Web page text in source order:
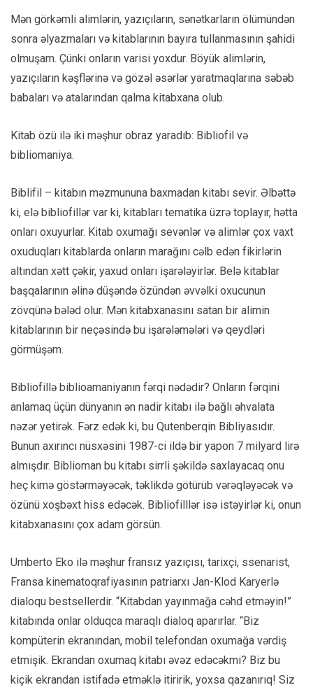
Mən görkəmli alimlərin, yazıçıların, sənətkarların ölümündən
sonra əlyazmaları və kitablarının bayıra tullanmasının şahidi
olmuşam. Çünki onların varisi yoxdur. Böyük alimlərin,
yazıçıların kəşflərinə və gözəl əsərlər yaratmaqlarına səbəb
babaları və atalarından qalma kitabxana olub.
Kitab özü ilə iki məşhur obraz yaradıb: Bibliofil və
bibliomaniya.
Biblifil – kitabın məzmununa baxmadan kitabı sevir. Əlbəttə
ki, elə bibliofillər var ki, kitabları tematika üzrə toplayır, hətta
onları oxuyurlar. Kitab oxumağı sevənlər və alimlər çox vaxt
oxuduqları kitablarda onların marağını cəlb edən fikirlərin
altından xətt çəkir, yaxud onları işarələyirlər. Belə kitablar
başqalarının əlinə düşəndə özündən əvvəlki oxucunun
zövqünə bələd olur. Mən kitabxanasını satan bir alimin
kitablarının bir neçəsində bu işarələmələri və qeydləri
görmüşəm.
Bibliofillə biblioamaniyanın fərqi nədədir? Onların fərqini
anlamaq üçün dünyanın ən nadir kitabı ilə bağlı əhvalata
nəzər yetirək. Fərz edək ki, bu Qutenberqin Bibliyasıdır.
Bunun axırıncı nüsxəsini 1987-ci ildə bir yapon 7 milyard lirə
almışdır. Biblioman bu kitabı sirrli şəkildə saxlayacaq onu
heç kimə göstərməyəcək, təklikdə götürüb vərəqləyəcək və
özünü xoşbəxt hiss edəcək. Bibliofilllər isə istəyirlər ki, onun
kitabxanasını çox adam görsün.
Umberto Eko ilə məşhur fransız yazıçısı, tarixçi, ssenarist,
Fransa kinematoqrafiyasının patriarxı Jan-Klod Karyerlə
dialoqu bestsellerdir. “Kitabdan yayınmağa cəhd etməyin!”
kitabında onlar olduqca maraqlı dialoq aparırlar. “Biz
kompüterin ekranından, mobil telefondan oxumağa vərdiş
etmişik. Ekrandan oxumaq kitabı əvəz edəcəkmi? Biz bu
kiçik ekrandan istifadə etməklə itiririk, yoxsa qazanırıq! Siz